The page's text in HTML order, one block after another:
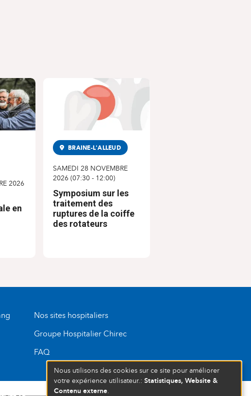
2026
en
BRAINE-L'ALLEUD
SAMEDI 28 NOVEMBRE
2026(07:30- 12:00)
Symposium sur les
traitement des
ruptures de la coiffe
des rotateurs
Nos sites hospitaliers
Groupe Hospitalier Chirec
FAQ
Nous utilisons des cookies sur ce site pour améliorer
votre expérience utilisateur.: Statistiques, Website &
Contenu externe.